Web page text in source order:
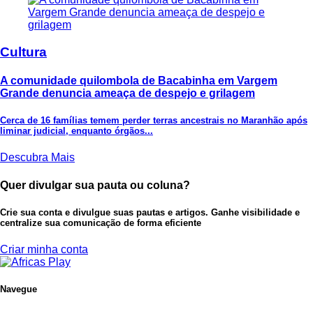
Cultura
A comunidade quilombola de Bacabinha em Vargem
Grande denuncia ameaça de despejo e grilagem
Cerca de 16 famílias temem perder terras ancestrais no Maranhão após
liminar judicial, enquanto órgãos...
Descubra Mais
Quer divulgar sua pauta ou coluna?
Crie sua conta e divulgue suas pautas e artigos. Ganhe visibilidade e
centralize sua comunicação de forma eficiente
Criar minha conta
Navegue